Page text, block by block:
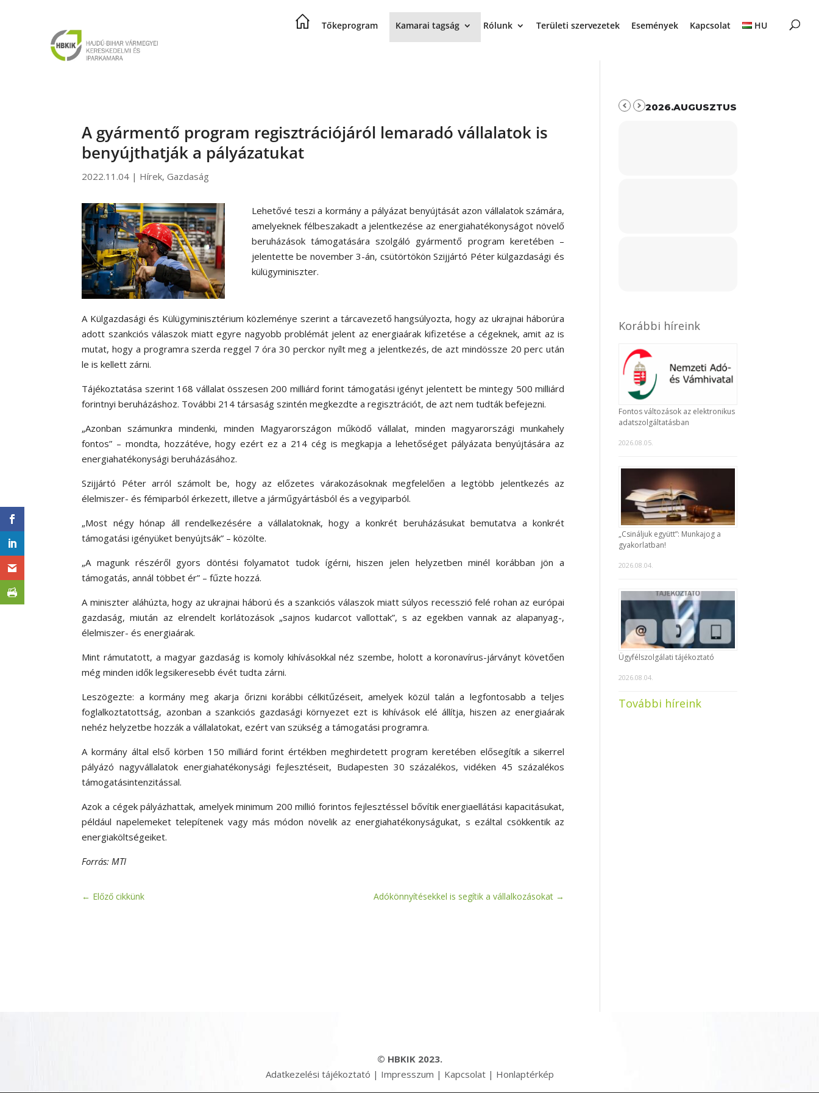
Tőkeprogram Kamarai tagság Rólunk Területi szervezetek Események Kapcsolat HU
A gyármentő program regisztrációjáról lemaradó vállalatok is
benyújthatják a pályázatukat
2022.11.04 | Hírek,Gazdaság
Lehetővé teszi a kormány a pályázat benyújtását azon vállalatok számára,
amelyeknek félbeszakadt a jelentkezése az energiahatékonyságot növelő
beruházások támogatására szolgáló gyármentő program keretében –
jelentette be november 3-án, csütörtökön Szijjártó Péter külgazdasági és
külügyminiszter.
A Külgazdasági és Külügyminisztérium közleménye szerint a tárcavezető hangsúlyozta, hogy az ukrajnai háborúra
adott szankciós válaszok miatt egyre nagyobb problémát jelent az energiaárak kifizetése a cégeknek, amit az is
mutat, hogy a programra szerda reggel 7 óra 30 perckor nyílt meg a jelentkezés, de azt mindössze 20 perc után
le is kellett zárni.
Tájékoztatása szerint 168 vállalat összesen 200 milliárd forint támogatási igényt jelentett be mintegy 500 milliárd
forintnyi beruházáshoz. További 214 társaság szintén megkezdte a regisztrációt, de azt nem tudták befejezni.
„Azonban számunkra mindenki, minden Magyarországon működő vállalat, minden magyarországi munkahely
fontos” – mondta, hozzátéve, hogy ezért ez a 214 cég is megkapja a lehetőséget pályázata benyújtására az
energiahatékonysági beruházásához.
Szijjártó Péter arról számolt be, hogy az előzetes várakozásoknak megfelelően a legtöbb jelentkezés az
élelmiszer- és fémiparból érkezett, illetve a járműgyártásból és a vegyiparból.
„Most négy hónap áll rendelkezésére a vállalatoknak, hogy a konkrét beruházásukat bemutatva a konkrét
támogatási igényüket benyújtsák” – közölte.
„A magunk részéről gyors döntési folyamatot tudok ígérni, hiszen jelen helyzetben minél korábban jön a
támogatás, annál többet ér” – fűzte hozzá.
A miniszter aláhúzta, hogy az ukrajnai háború és a szankciós válaszok miatt súlyos recesszió felé rohan az európai
gazdaság, miután az elrendelt korlátozások „sajnos kudarcot vallottak”, s az egekben vannak az alapanyag-,
élelmiszer- és energiaárak.
Mint rámutatott, a magyar gazdaság is komoly kihívásokkal néz szembe, holott a koronavírus-járványt követően
még minden idők legsikeresebb évét tudta zárni.
Leszögezte: a kormány meg akarja őrizni korábbi célkitűzéseit, amelyek közül talán a legfontosabb a teljes
foglalkoztatottság, azonban a szankciós gazdasági környezet ezt is kihívások elé állítja, hiszen az energiaárak
nehéz helyzetbe hozzák a vállalatokat, ezért van szükség a támogatási programra.
A kormány által első körben 150 milliárd forint értékben meghirdetett program keretében elősegítik a sikerrel
pályázó nagyvállalatok energiahatékonysági fejlesztéseit, Budapesten 30 százalékos, vidéken 45 százalékos
támogatásintenzitással.
Azok a cégek pályázhattak, amelyek minimum 200 millió forintos fejlesztéssel bővítik energiaellátási kapacitásukat,
például napelemeket telepítenek vagy más módon növelik az energiahatékonyságukat, s ezáltal csökkentik az
energiaköltségeiket.
Forrás: MTI
← Előző cikkünk Adókönnyítésekkel is segítik a vállalkozásokat →
2026.AUGUSZTUS
Korábbi híreink
Fontos változások az elektronikus
adatszolgáltatásban
2026.08.05.
„Csináljuk együtt”: Munkajog a
gyakorlatban!
2026.08.04.
Ügyfélszolgálati tájékoztató
2026.08.04.
További híreink
© HBKIK 2023.
Adatkezelési tájékoztató | Impresszum | Kapcsolat| Honlaptérkép